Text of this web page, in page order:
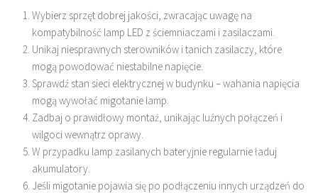
Wybierz sprzęt dobrej jakości, zwracając uwagę na
kompatybilność lamp LED z ściemniaczami i zasilaczami.
Unikaj niesprawnych sterowników i tanich zasilaczy, które
mogą powodować niestabilne napięcie.
Sprawdź stan sieci elektrycznej w budynku – wahania napięcia
mogą wywołać migotanie lamp.
Zadbaj o prawidłowy montaż, unikając luźnych połączeń i
wilgoci wewnątrz oprawy.
W przypadku lamp zasilanych bateryjnie regularnie ładuj
akumulatory.
Jeśli migotanie pojawia się po podłączeniu innych urządzeń do